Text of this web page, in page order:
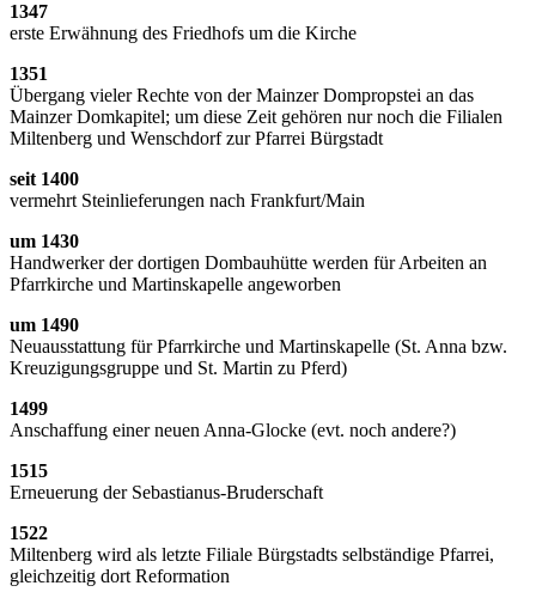
1347
erste Erwähnung des Friedhofs um die Kirche
1351
Übergang vieler Rechte von der Mainzer Dompropstei an das
Mainzer Domkapitel; um diese Zeit gehören nur noch die Filialen
Miltenberg und Wenschdorf zur Pfarrei Bürgstadt
seit 1400
vermehrt Steinlieferungen nach Frankfurt/Main
um 1430
Handwerker der dortigen Dombauhütte werden für Arbeiten an
Pfarrkirche und Martinskapelle angeworben
um 1490
Neuausstattung für Pfarrkirche und Martinskapelle (St. Anna bzw.
Kreuzigungsgruppe und St. Martin zu Pferd)
1499
Anschaffung einer neuen Anna-Glocke (evt. noch andere?)
1515
Erneuerung der Sebastianus-Bruderschaft
1522
Miltenberg wird als letzte Filiale Bürgstadts selbständige Pfarrei,
gleichzeitig dort Reformation